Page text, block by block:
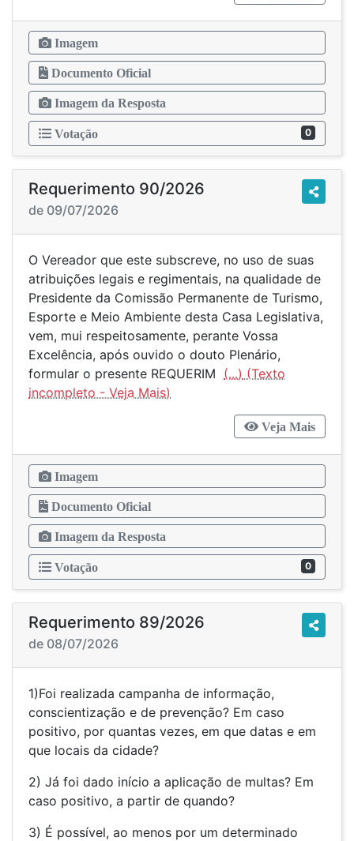
Imagem
Documento Oficial
Imagem da Resposta
Votação 0
Requerimento 90/2026
de 09/07/2026
O Vereador que este subscreve, no uso de suas
atribuições legais e regimentais, na qualidade de
Presidente da Comissão Permanente de Turismo,
Esporte e Meio Ambiente desta Casa Legislativa,
vem, mui respeitosamente, perante Vossa
Excelência, após ouvido o douto Plenário,
formular o presente REQUERIM (...)
Veja Mais
Imagem
Documento Oficial
Imagem da Resposta
Votação 0
Requerimento 89/2026
de 08/07/2026
1)Foi realizada campanha de informação,
conscientização e de prevenção? Em caso
positivo, por quantas vezes, em que datas e em
que locais da cidade?
2) Já foi dado início a aplicação de multas? Em
caso positivo, a partir de quando?
3) É possível, ao menos por um determinado